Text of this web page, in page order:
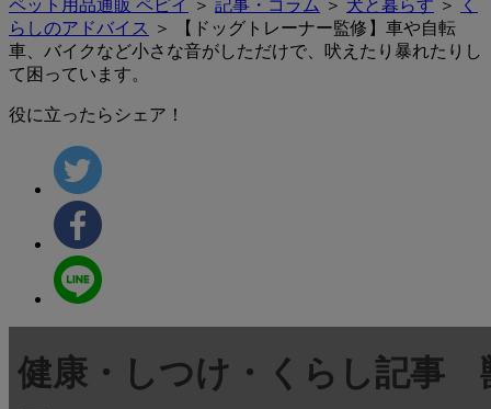
ペット用品通販 ペピイ ＞ 記事・コラム ＞ 犬と暮らす ＞
く
らしのアドバイス
＞ 【ドッグトレーナー監修】車や自転
車、バイクなど小さな音がしただけで、吠えたり暴れたりし
て困っています。
役に立ったらシェア！